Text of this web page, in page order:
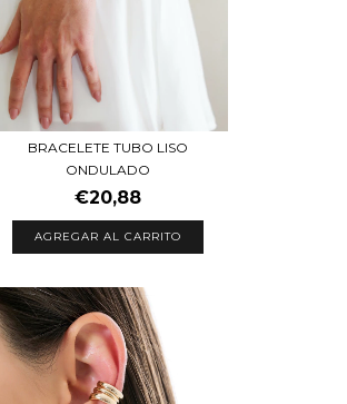
BRACELETE TUBO LISO
ONDULADO
€20,88
AGREGAR AL CARRITO